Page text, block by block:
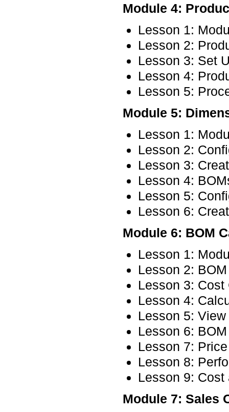
Module 4:
Lesson 1:
Lesson 2:
Lesson 3: Set
Lesson 4:
Lesson 5:
Module 5:
Lesson 1:
Lesson 2:
Lesson 3:
Lesson 4:
Lesson 5:
Lesson 6:
Module 6: BOM
Lesson 1:
Lesson 2:
Lesson 3:
Lesson 4:
Lesson 5:
Lesson 6:
Lesson 7:
Lesson 8:
Lesson 9:
Module 7: Sales